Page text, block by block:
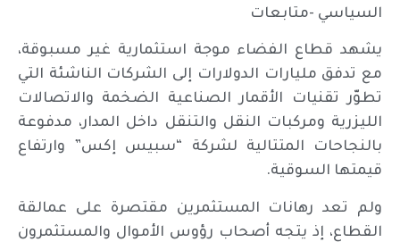
السياسي -متابعات
يشهد قطاع الفضاء موجة استثمارية غير مسبوقة،
مع تدفق مليارات الدولارات إلى الشركات الناشئة التي
تطوّر تقنيات الأقمار الصناعية الضخمة والاتصالات
الليزرية ومركبات النقل والتنقل داخل المدار، مدفوعة
بالنجاحات المتتالية لشركة “سبيس إكس” وارتفاع
قيمتها السوقية.
ولم تعد رهانات المستثمرين مقتصرة على عمالقة
القطاع، إذ يتجه أصحاب رؤوس الأموال والمستثمرون